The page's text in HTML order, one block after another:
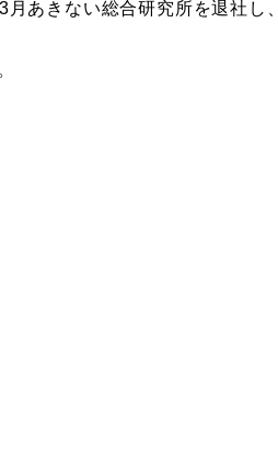
あきない総合研究所を退社し、